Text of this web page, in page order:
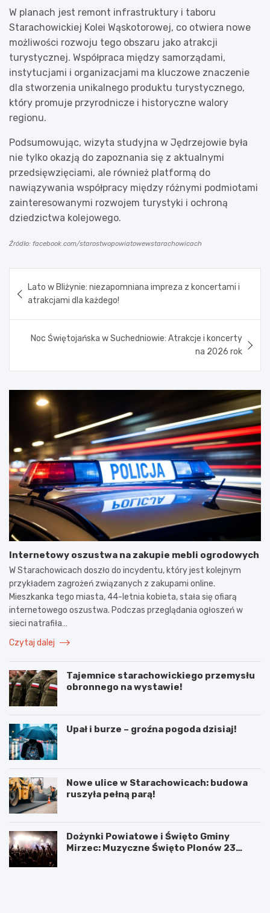
W planach jest remont infrastruktury i taboru
Starachowickiej Kolei Wąskotorowej, co otwiera nowe
możliwości rozwoju tego obszaru jako atrakcji
turystycznej. Współpraca między samorządami,
instytucjami i organizacjami ma kluczowe znaczenie
dla stworzenia unikalnego produktu turystycznego,
który promuje przyrodnicze i historyczne walory
regionu.
Podsumowując, wizyta studyjna w Jędrzejowie była
nie tylko okazją do zapoznania się z aktualnymi
przedsięwzięciami, ale również platformą do
nawiązywania współpracy między różnymi podmiotami
zainteresowanymi rozwojem turystyki i ochroną
dziedzictwa kolejowego.
Źródło: facebook.com/starostwopowiatowewstarachowicach
wpisu
Lato w Bliżynie: niezapomniana impreza z koncertami i
atrakcjami dla każdego!
Noc Świętojańska w Suchedniowie: Atrakcje i koncerty
na 2026 rok
Internetowy oszustwa na zakupie mebli ogrodowych
W Starachowicach doszło do incydentu, który jest kolejnym
przykładem zagrożeń związanych z zakupami online.
Mieszkanka tego miasta, 44-letnia kobieta, stała się ofiarą
internetowego oszustwa. Podczas przeglądania ogłoszeń w
sieci natrafiła…
Czytaj dalej
Tajemnice starachowickiego przemysłu
obronnego na wystawie!
Upał i burze – groźna pogoda dzisiaj!
Nowe ulice w Starachowicach: budowa
ruszyła pełną parą!
Dożynki Powiatowe i Święto Gminy
Mirzec: Muzyczne Święto Plonów 23
T
D